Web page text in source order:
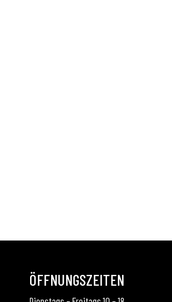
ÖFFNUNGSZEITEN